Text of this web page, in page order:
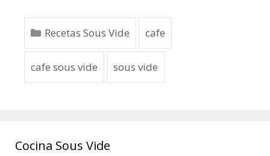
Recetas Sous Vide cafe
cafe sous vide sous vide
Cocina Sous Vide